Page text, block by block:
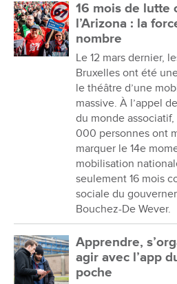
16 mois de lutte
l’Arizona : la
nombre
Le 12 mars dernier,
Bruxelles ont été
le théâtre d’une
massive. À l’appel
du monde associatif,
000 personnes ont
marquer le 14e
mobilisation
seulement 16 mois
sociale du
Bouchez-De Wever.
Apprendre,
agir avec l’app
poche